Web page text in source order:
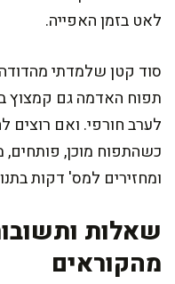
לאט בזמן האפייה.
סוד קטן שלמדתי
תפוח האדמה גם קמצוץ
לערב חורפי. ואם
כשהתפוח מוכן, פותחים,
ומחזירים למס' דקות
שאלות
מהקוראים